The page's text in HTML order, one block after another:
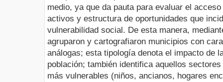
medio, ya que da pauta para evaluar el
activos y estructura de oportunidades que
vulnerabilidad social. De esta manera,
agruparon y cartografiaron municipios con
análogas; esta tipología denota el impacto de
población; también identifica aquellos
más vulnerables (niños, ancianos, hogares